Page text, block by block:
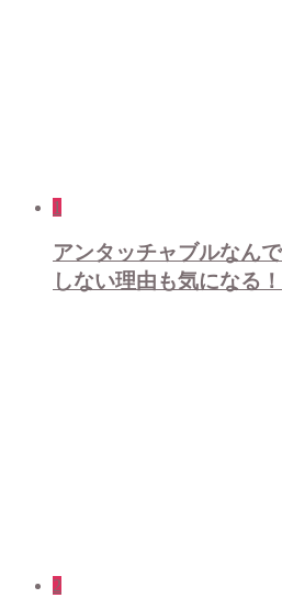
1
アンタッチャブルなん
しない理由も気になる！
2